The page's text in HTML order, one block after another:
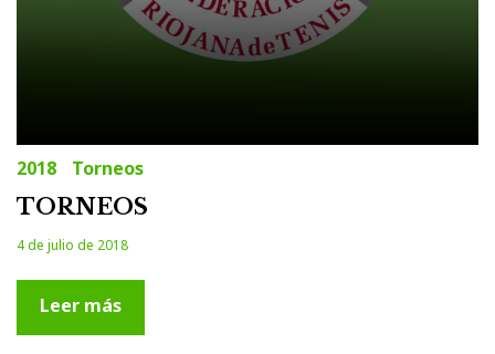
2018 Torneos
TORNEOS
4 de julio de 2018
Leer más